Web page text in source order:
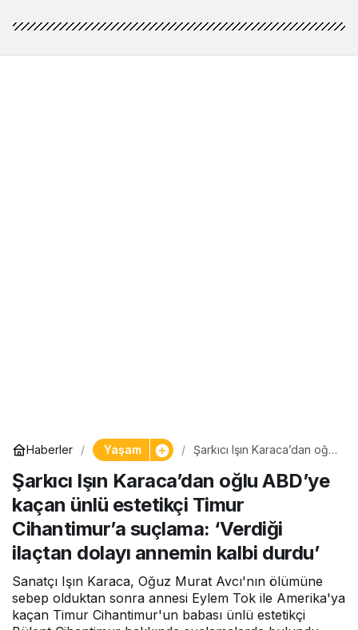
Haberler Yaşam
Şarkıcı Işın Karaca’dan oğlu
estetikçi Timur Cihantimur’a
suçlama: ‘Verdiği ilaçtan
dolayı annemin kalbi durdu’
Şarkıcı Işın Karaca’dan oğlu ABD’ye
kaçan ünlü estetikçi Timur
Cihantimur’a suçlama: ‘Verdiği
ilaçtan dolayı annemin kalbi durdu’
Sanatçı Işın Karaca, Oğuz Murat Avcı'nın ölümüne
sebep olduktan sonra annesi Eylem Tok ile Amerika'ya
kaçan Timur Cihantimur'un babası ünlü estetikçi